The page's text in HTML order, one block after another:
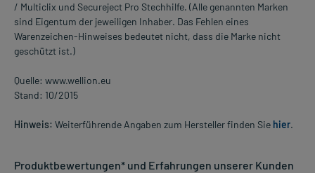
/ Multiclix und Secureject Pro Stechhilfe. (Alle genannten Marken
sind Eigentum der jeweiligen Inhaber. Das Fehlen eines
Warenzeichen-Hinweises bedeutet nicht, dass die Marke nicht
geschützt ist.)
Quelle: www.wellion.eu
Stand: 10/2015
Hinweis: Weiterführende Angaben zum Hersteller finden Sie hier.
Produktbewertungen* und Erfahrungen unserer Kunden